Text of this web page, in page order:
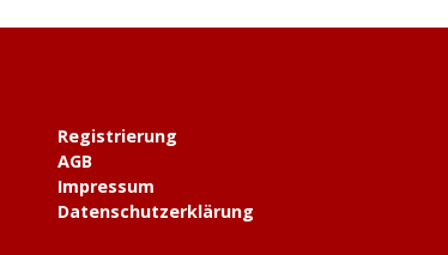
Registrierung
AGB
Impressum
Datenschutzerklärung